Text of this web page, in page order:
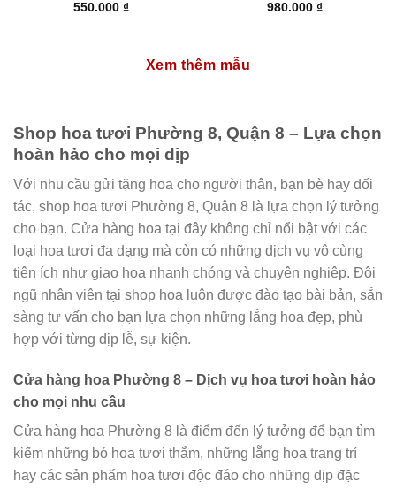
550.000 ₫
980.000 ₫
Xem thêm mẫu
Shop hoa tươi Phường 8, Quận 8 – Lựa chọn
hoàn hảo cho mọi dịp
Với nhu cầu gửi tặng hoa cho người thân, bạn bè hay đối
tác, shop hoa tươi Phường 8, Quận 8 là lựa chọn lý tưởng
cho bạn. Cửa hàng hoa tại đây không chỉ nổi bật với các
loại hoa tươi đa dạng mà còn có những dịch vụ vô cùng
tiện ích như giao hoa nhanh chóng và chuyên nghiệp. Đội
ngũ nhân viên tại shop hoa luôn được đào tạo bài bản, sẵn
sàng tư vấn cho bạn lựa chọn những lẵng hoa đẹp, phù
hợp với từng dịp lễ, sự kiện.
Cửa hàng hoa Phường 8 – Dịch vụ hoa tươi hoàn hảo
cho mọi nhu cầu
Cửa hàng hoa Phường 8 là điểm đến lý tưởng để bạn tìm
kiếm những bó hoa tươi thắm, những lẵng hoa trang trí
hay các sản phẩm hoa tươi độc đáo cho những dịp đặc